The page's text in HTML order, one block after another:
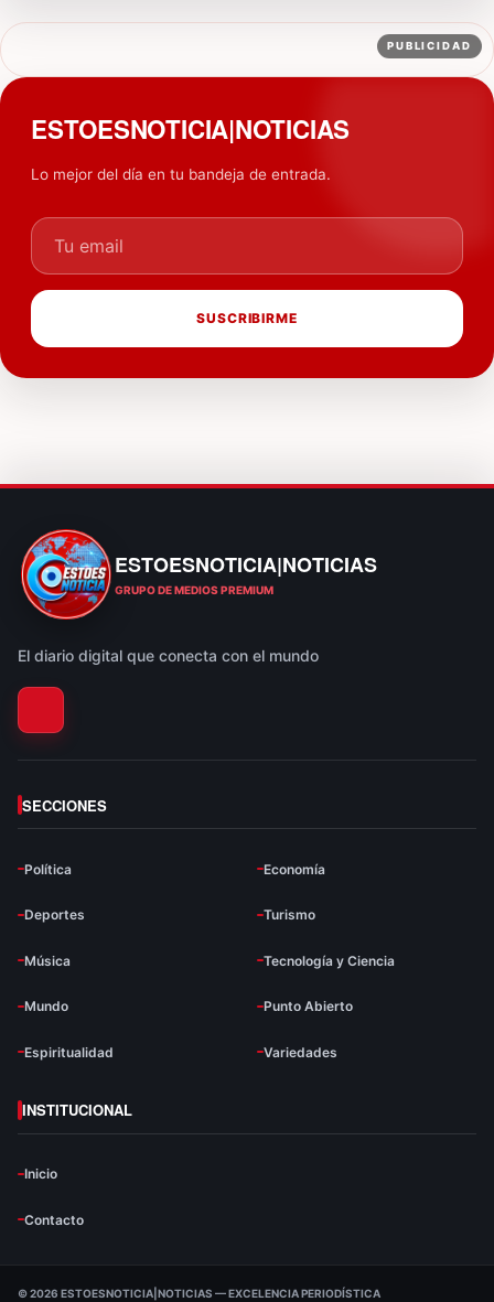
PUBLICIDAD
ESTOESNOTICIA|NOTICIAS
Lo mejor del día en tu bandeja de entrada.
Tu email
SUSCRIBIRME
ESTOESNOTICIA|NOTICIAS
ESTOESNOTICIA|NOTICIAS
GRUPO DE MEDIOS PREMIUM
El diario digital que conecta con el mundo
SECCIONES
Política Economía
Deportes Turismo
Música Tecnología y Ciencia
Mundo Punto Abierto
Espiritualidad Variedades
INSTITUCIONAL
Inicio
Contacto
© 2026 ESTOESNOTICIA|NOTICIAS — EXCELENCIA PERIODÍSTICA